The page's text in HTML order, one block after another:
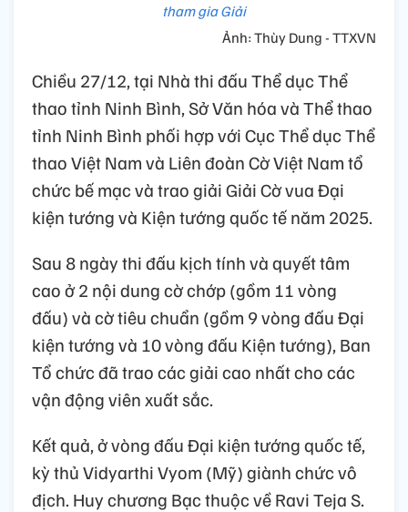
tham gia Giải
Ảnh: Thùy Dung - TTXVN
Chiều 27/12, tại Nhà thi đấu Thể dục Thể
thao tỉnh Ninh Bình, Sở Văn hóa và Thể thao
tỉnh Ninh Bình phối hợp với Cục Thể dục Thể
thao Việt Nam và Liên đoàn Cờ Việt Nam tổ
chức bế mạc và trao giải Giải Cờ vua Đại
kiện tướng và Kiện tướng quốc tế năm 2025.
Sau 8 ngày thi đấu kịch tính và quyết tâm
cao ở 2 nội dung cờ chớp (gồm 11 vòng
đấu) và cờ tiêu chuẩn (gồm 9 vòng đấu Đại
kiện tướng và 10 vòng đấu Kiện tướng), Ban
Tổ chức đã trao các giải cao nhất cho các
vận động viên xuất sắc.
Kết quả, ở vòng đấu Đại kiện tướng quốc tế,
kỳ thủ Vidyarthi Vyom (Mỹ) giành chức vô
địch. Huy chương Bạc thuộc về Ravi Teja S.